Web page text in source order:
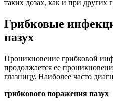
таких дозах, как и при других
Грибковые
пазух
Проникновение грибковой
продолжается ее
глазницу. Наиболее часто
грибкового поражения пазух